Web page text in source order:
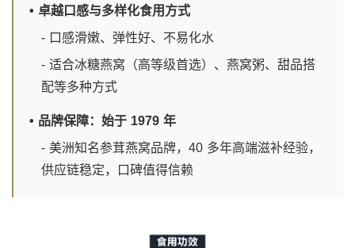
• 卓越口感与多样化食用方式
- 口感滑嫩、弹性好、不易化水
- 适合冰糖燕窝（高等级首选）、燕窝粥、甜品搭
配等多种方式
• 品牌保障：始于 1979 年
- 美洲知名参茸燕窝品牌，40 多年高端滋补经验，
供应链稳定，口碑值得信赖